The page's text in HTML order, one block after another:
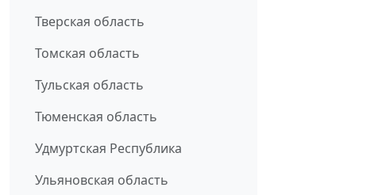
Тверская область
Томская область
Тульская область
Тюменская область
Удмуртская Республика
Ульяновская область